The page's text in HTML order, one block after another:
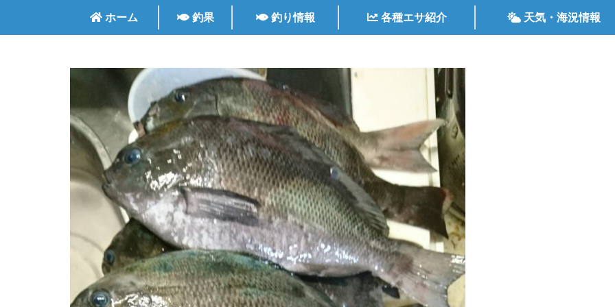
ホーム 釣果 釣り情報 各種エサ紹介 天気・海況情報